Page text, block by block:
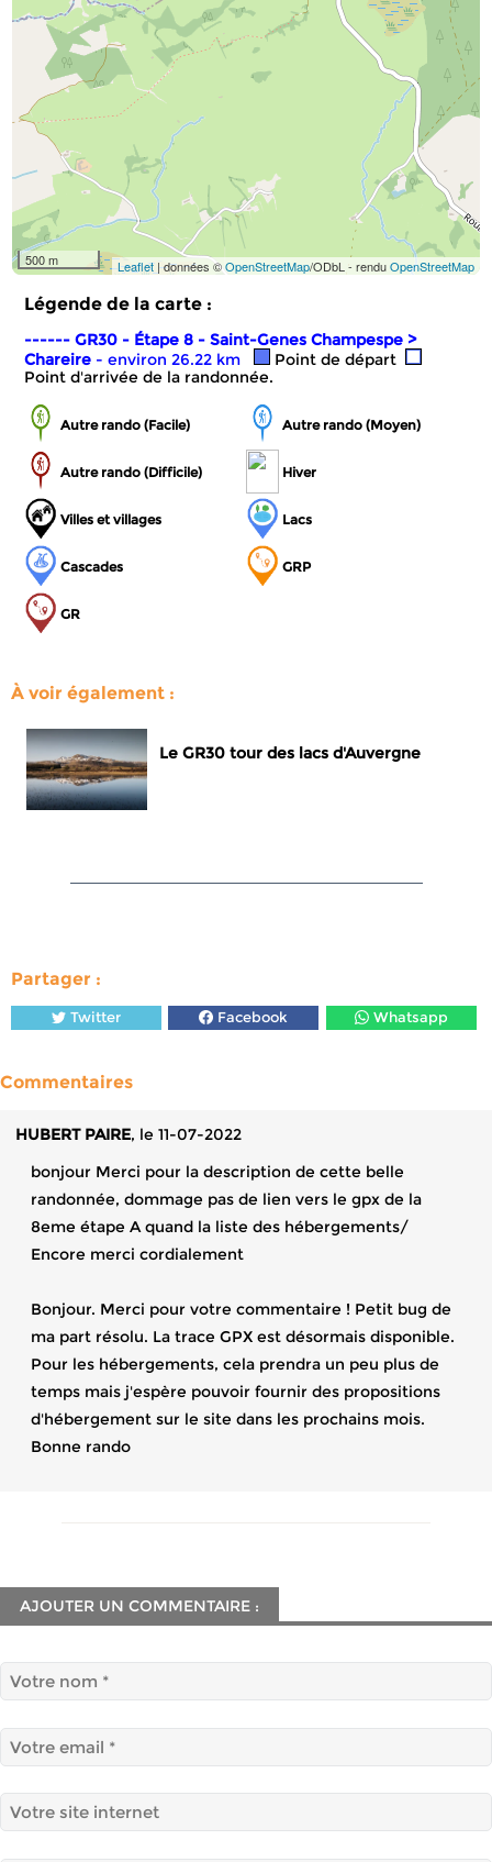
500 m Leaflet| données ©OpenStreetMap/ODbL - renduOpenStreetMap
Légende de la carte :
------ GR30 - Étape 8 - Saint-Genes Champespe >
Chareire - environ 26.22 km
Point de départ
Point d'arrivée de la randonnée.
Autre rando (Facile) Autre rando (Moyen)
Autre rando (Difficile) Hiver
Villes et villages Lacs
Cascades GRP
GR
À voir également :
Le GR30 tour des lacs d'Auvergne
Partager :
Twitter Facebook Whatsapp
Commentaires
HUBERT PAIRE, le 11-07-2022
bonjour Merci pour la description de cette belle
randonnée, dommage pas de lien vers le gpx de la
8eme étape A quand la liste des hébergements/
Encore merci cordialement
Bonjour. Merci pour votre commentaire ! Petit bug de
ma part résolu. La trace GPX est désormais disponible.
Pour les hébergements, cela prendra un peu plus de
temps mais j'espère pouvoir fournir des propositions
d'hébergement sur le site dans les prochains mois.
Bonne rando
AJOUTER UN COMMENTAIRE :